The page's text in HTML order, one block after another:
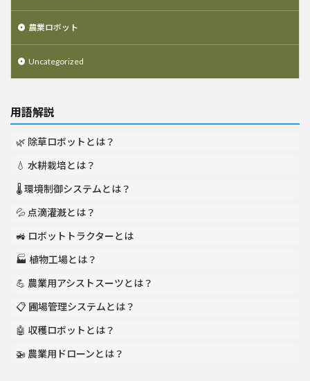
農業ロボット
Uncategorized
用語解説
🌿 除草ロボットとは？
💧 水耕栽培とは？
🌡️ 環境制御システムとは？
💦 点滴灌漑とは？
🚜 ロボットトラクターとは
🏭 植物工場とは？
💪 農業用アシストスーツとは？
📋 圃場管理システムとは？
🤖 収穫ロボットとは？
🚁 農業用ドローンとは？